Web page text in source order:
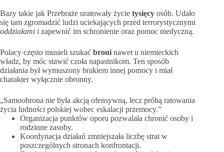
Bazy takie jak Przebraże uratowały życie tysięcy osób. Udało
się tam zgromadzić ludzi uciekających przed terrorystycznymi
oddziałami i zapewnić im schronienie oraz pomoc medyczną.
Polacy często musieli szukać broni nawet u niemieckich
władz, by móc stawić czoła napastnikom. Ten sposób
działania był wymuszony brakiem innej pomocy i miał
charakter wyłącznie obronny.
„Samoobrona nie była akcją ofensywną, lecz próbą ratowania
życia ludności polskiej wobec eskalacji przemocy.”
Organizacja punktów oporu pozwalała chronić osoby i
rodzinne zasoby.
Koordynacja działań zmniejszała liczbę strat w
poszczególnych stronach konfrontacji.